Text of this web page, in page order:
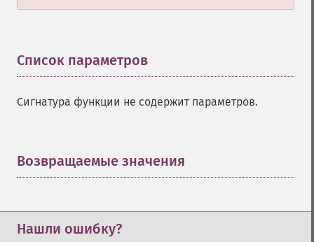
Список параметров
Сигнатура функции не содержит параметров.
Возвращаемые значения
Нашли ошибку?